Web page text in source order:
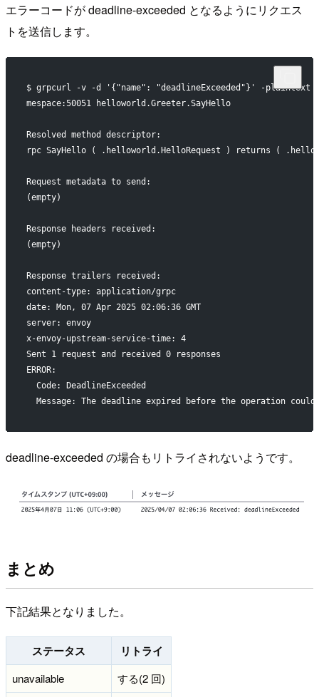
エラーコードが deadline-exceeded となるようにリクエス
トを送信します。
$ grpcurl -v -d '{"name": "deadlineExceeded"}' -plaintext
mespace:50051 helloworld.Greeter.SayHello
Resolved method descriptor:
rpc SayHello ( .helloworld.HelloRequest ) returns (
Request metadata to send:
(empty)
Response headers received:
(empty)
Response trailers received:
content-type: application/grpc
date: Mon, 07 Apr 2025 02:06:36 GMT
server: envoy
x-envoy-upstream-service-time: 4
Sent 1 request and received 0 responses
ERROR:
  Code: DeadlineExceeded
Message: The deadline expired before the operation could
deadline-exceeded の場合もリトライされないようです。
まとめ
下記結果となりました。
ステータス リトライ
unavailable
する(2 回)